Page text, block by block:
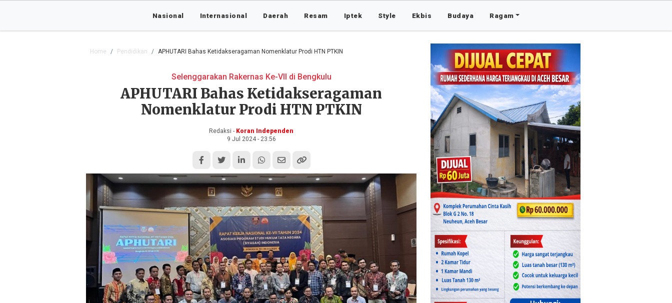
Nasional Internasional Daerah Resam Iptek Style Ekbis Budaya Ragam
Home Pendidikan APHUTARI Bahas Ketidakseragaman Nomenklatur Prodi HTN PTKIN
Selenggarakan Rakernas Ke-VII di Bengkulu
APHUTARI Bahas Ketidakseragaman
Nomenklatur Prodi HTN PTKIN
Redaksi - Koran Independen
9 Jul 2024 - 23:56